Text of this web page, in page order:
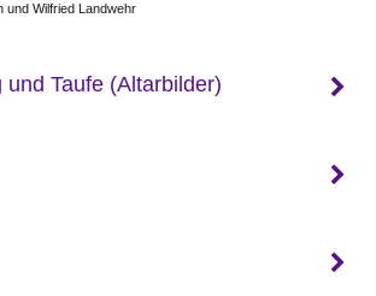
und Wilfried Landwehr
und Taufe (Altarbilder)